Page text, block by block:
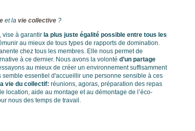
et la vie collective ?
vise à garantir la plus juste égalité possible entre tous les
au mieux de tous types de rapports de domination.
chez tous les membres. Elle nous permet de
à ce dernier. Nous avons la volonté d’un partage
au mieux de créer un environnement suffisamment
essentiel d'accueillir une personne sensible à ces
vie du collectif: réunions, agoras, préparation des repas
location, aide au montage et au démontage de l’éco-
nous des temps de travail.